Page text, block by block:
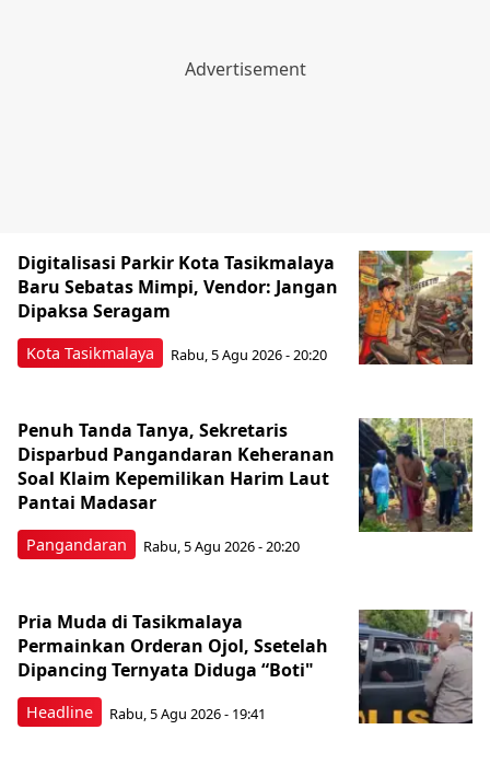
Kota Tasikmalaya
Digitalisasi Parkir Kota Tasikmalaya
Baru Sebatas Mimpi, Vendor: Jangan
Dipaksa Seragam
Rabu, 5 Agu 2026 - 20:20
Pangandaran
Penuh Tanda Tanya, Sekretaris
Disparbud Pangandaran Keheranan
Soal Klaim Kepemilikan Harim Laut
Pantai Madasar
Rabu, 5 Agu 2026 - 20:20
Headline
Pria Muda di Tasikmalaya
Permainkan Orderan Ojol, Ssetelah
Dipancing Ternyata Diduga “Boti"
Rabu, 5 Agu 2026 - 19:41